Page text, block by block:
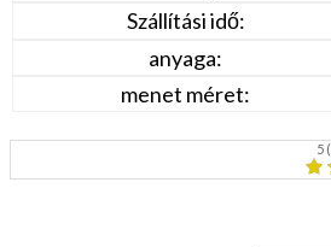
Szállítási idő:
anyaga:
menet méret:
5(